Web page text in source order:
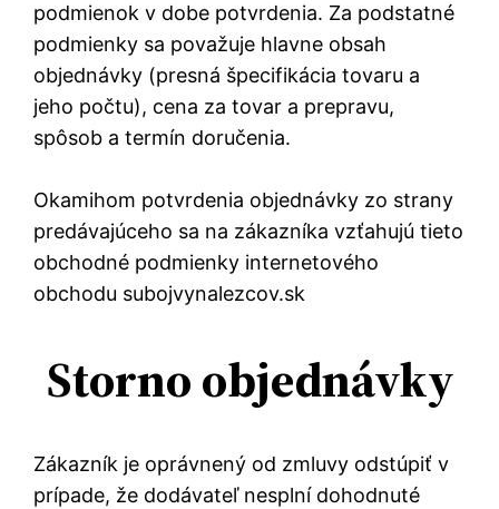
podmienok v dobe potvrdenia. Za podstatné
podmienky sa považuje hlavne obsah
objednávky (presná špecifikácia tovaru a
jeho počtu), cena za tovar a prepravu,
spôsob a termín doručenia.
Okamihom potvrdenia objednávky zo strany
predávajúceho sa na zákazníka vzťahujú tieto
obchodné podmienky internetového
obchodu subojvynalezcov.sk
Storno objednávky
Zákazník je oprávnený od zmluvy odstúpiť v
prípade, že dodávateľ nesplní dohodnuté